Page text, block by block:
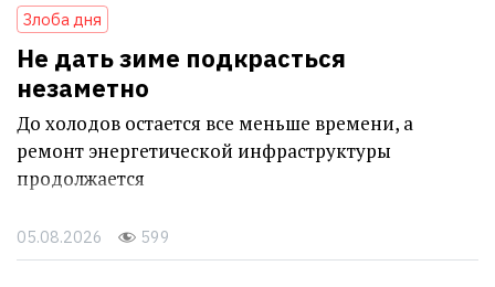
Злоба дня
Не дать зиме подкрасться
незаметно
До холодов остается все меньше времени, а
ремонт энергетической инфраструктуры
продолжается
05.08.2026 599